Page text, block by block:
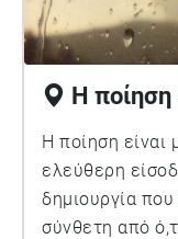
Η ποίηση
Η ποίηση είναι
ελεύθερη
δημιουργία
σύνθετη από